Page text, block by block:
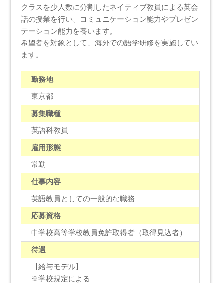
クラスを少人数に分割したネイティブ教員による英会
話の授業を行い、コミュニケーション能力やプレゼン
テーション能力を養います。
希望者を対象として、海外での語学研修を実施してい
ます。
勤務地
東京都
募集職種
英語科教員
雇用形態
常勤
仕事内容
英語教員としての一般的な職務
応募資格
中学校高等学校教員免許取得者（取得見込者）
待遇
【給与モデル】
※学校規定による